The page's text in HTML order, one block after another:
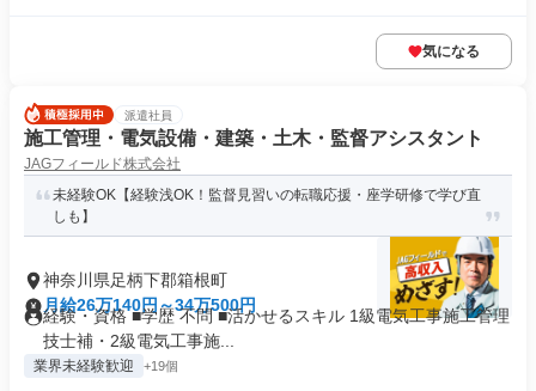
気になる
派遣社員
施工管理・電気設備・建築・土木・監督アシスタント
JAGフィールド株式会社
未経験OK【経験浅OK！監督見習いの転職応援・座学研修で学び直
しも】
神奈川県足柄下郡箱根町
月給26万140円～34万500円
経験・資格 ■学歴 不問 ■活かせるスキル 1級電気工事施工管理
技士補・2級電気工事施...
業界未経験歓迎 +19個